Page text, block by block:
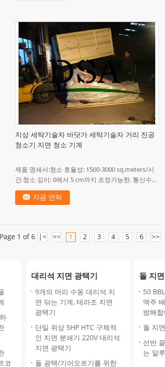
지상 세탁기술자 바닷가 세탁기술자 거리 진공
청소기 지면 청소 기계
제품 명세서:청소 효율성: 1500-3000 sq.meters/시
간.청소 깊이: 0에서 5 cm까지 조정가능한. 통신수에
의하여 기계가 사용 중의 동안.청소 폭: 95 cm.쉬운
지금 연락
Page 1 of 6 |< << 1 2 3 4 5 6 >>
코
대리석 지면 광택기
9개의 머리 수동 대리석 지
면 닦는 기계, 테라조 지면
광택기
단일 위상 5HP HTC 구체적
인 지면 분쇄기 220V 대리석
지면 광택기
돌 광택/기어오르기를 위한
돌 지
50
맥주
방해
돌 지
선반
는 알